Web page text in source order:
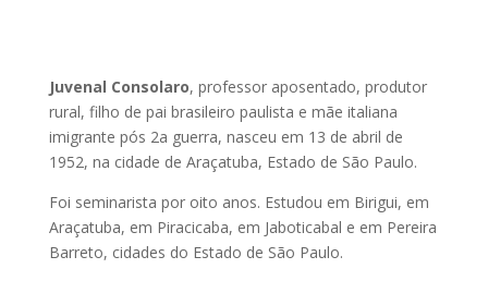
Juvenal Consolaro, professor aposentado, produtor
rural, filho de pai brasileiro paulista e mãe italiana
imigrante pós 2a guerra, nasceu em 13 de abril de
1952, na cidade de Araçatuba, Estado de São Paulo.
Foi seminarista por oito anos. Estudou em Birigui, em
Araçatuba, em Piracicaba, em Jaboticabal e em Pereira
Barreto, cidades do Estado de São Paulo.